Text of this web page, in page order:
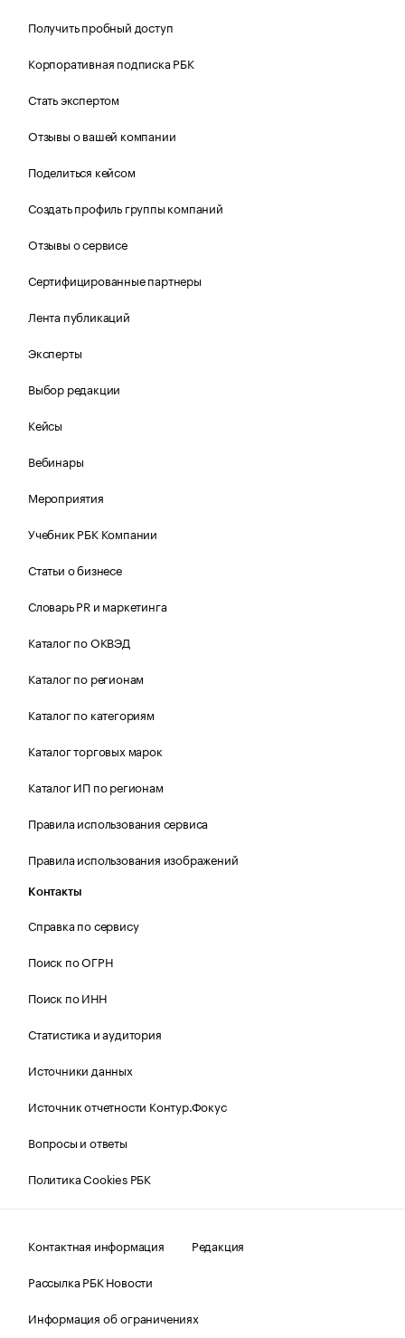
Получить пробный доступ
Корпоративная подписка РБК
Стать экспертом
Отзывы о вашей компании
Поделиться кейсом
Создать профиль группы компаний
Отзывы о сервисе
Сертифицированные партнеры
Лента публикаций
Эксперты
Выбор редакции
Кейсы
Вебинары
Мероприятия
Учебник РБК Компании
Статьи о бизнесе
Словарь PR и маркетинга
Каталог по ОКВЭД
Каталог по регионам
Каталог по категориям
Каталог торговых марок
Каталог ИП по регионам
Правила использования сервиса
Правила использования изображений
Контакты
Справка по сервису
Поиск по ОГРН
Поиск по ИНН
Статистика и аудитория
Источники данных
Источник отчетности Контур.Фокус
Вопросы и ответы
Политика Cookies РБК
Контактная информация
Редакция
Рассылка РБК Новости
Информация об ограничениях